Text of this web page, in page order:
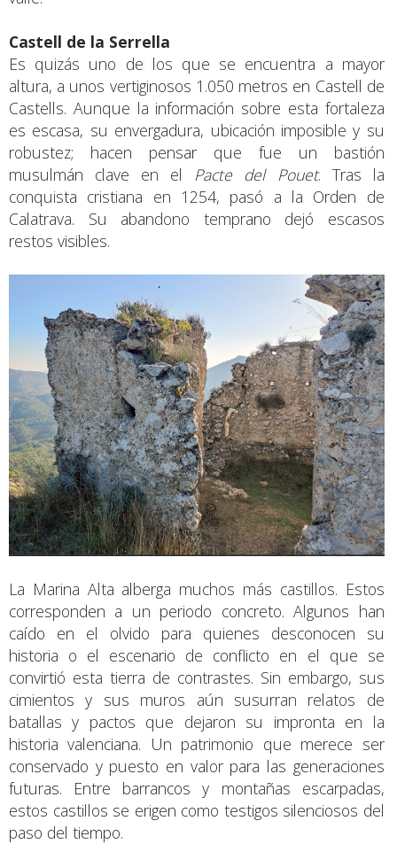
Castell de la Serrella
Es quizás uno de los que se encuentra a mayor
altura, a unos vertiginosos 1.050 metros en Castell de
Castells. Aunque la información sobre esta fortaleza
es escasa, su envergadura, ubicación imposible y su
robustez; hacen pensar que fue un bastión
musulmán clave en el Pacte del Pouet. Tras la
conquista cristiana en 1254, pasó a la Orden de
Calatrava. Su abandono temprano dejó escasos
restos visibles.
La Marina Alta alberga muchos más castillos. Estos
corresponden a un periodo concreto. Algunos han
caído en el olvido para quienes desconocen su
historia o el escenario de conflicto en el que se
convirtió esta tierra de contrastes. Sin embargo, sus
cimientos y sus muros aún susurran relatos de
batallas y pactos que dejaron su impronta en la
historia valenciana. Un patrimonio que merece ser
conservado y puesto en valor para las generaciones
futuras. Entre barrancos y montañas escarpadas,
estos castillos se erigen como testigos silenciosos del
paso del tiempo.